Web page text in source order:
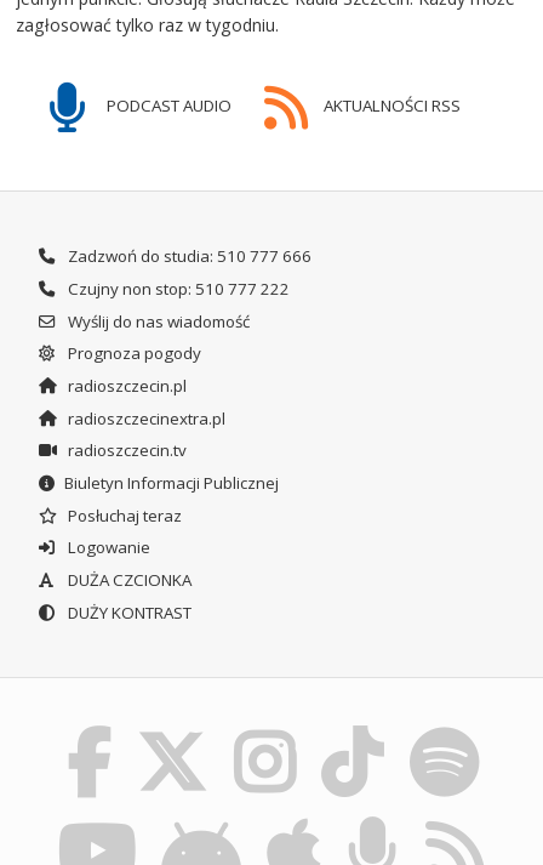
zagłosować tylko raz w tygodniu.
PODCAST AUDIO AKTUALNOŚCI RSS
Zadzwoń do studia: 510 777 666
Czujny non stop: 510 777 222
Wyślij do nas wiadomość
Prognoza pogody
radioszczecin.pl
radioszczecinextra.pl
radioszczecin.tv
Biuletyn Informacji Publicznej
Posłuchaj teraz
Logowanie
DUŻA CZCIONKA
DUŻY KONTRAST